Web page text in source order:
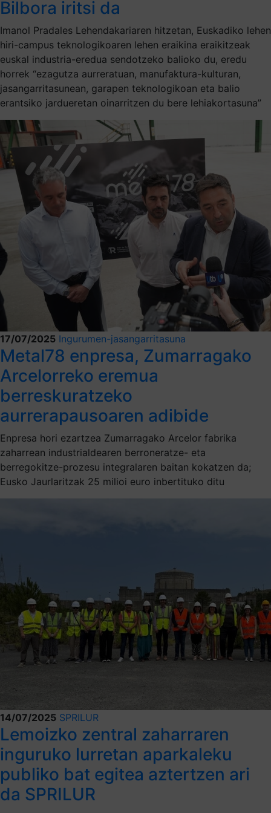
Bilbora iritsi da
Imanol Pradales Lehendakariaren hitzetan, Euskadiko lehen
hiri-campus teknologikoaren lehen eraikina eraikitzeak
euskal industria-eredua sendotzeko balioko du, eredu
horrek “ezagutza aurreratuan, manufaktura-kulturan,
jasangarritasunean, garapen teknologikoan eta balio
erantsiko jardueretan oinarritzen du bere lehiakortasuna”
17/07/2025 Ingurumen-jasangarritasuna
Metal78 enpresa, Zumarragako
Arcelorreko eremua
berreskuratzeko
aurrerapausoaren adibide
Enpresa hori ezartzea Zumarragako Arcelor fabrika
zaharrean industrialdearen berroneratze- eta
berregokitze-prozesu integralaren baitan kokatzen da;
Eusko Jaurlaritzak 25 milioi euro inbertituko ditu
14/07/2025 SPRILUR
Lemoizko zentral zaharraren
inguruko lurretan aparkaleku
publiko bat egitea aztertzen ari
da SPRILUR